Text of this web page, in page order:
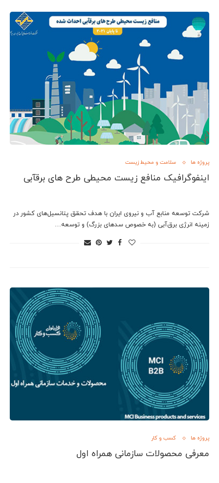
پروژه ها سلامت و محیط زیست
اینفوگرافیک منافع زیست محیطی طرح های برقآبی
شرکت توسعه منابع آب و نیروی ایران با هدف تحقق پتانسیل‌های کشور در
زمینه انرژی برق‌آبی (به خصوص سدهای بزرگ) و توسعه…
پروژه ها کسب و کار
معرفی محصولات سازمانی همراه اول